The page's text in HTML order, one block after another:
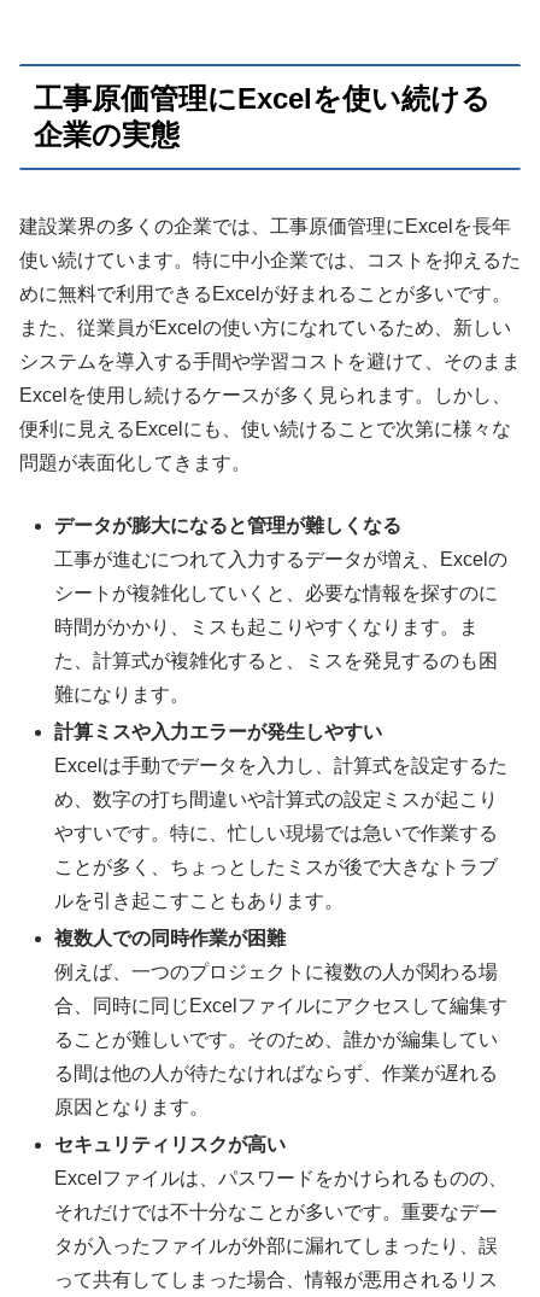
工事原価管理にExcelを使い続ける
企業の実態
建設業界の多くの企業では、工事原価管理にExcelを長年
使い続けています。特に中小企業では、コストを抑えるた
めに無料で利用できるExcelが好まれることが多いです。
また、従業員がExcelの使い方になれているため、新しい
システムを導入する手間や学習コストを避けて、そのまま
Excelを使用し続けるケースが多く見られます。しかし、
便利に見えるExcelにも、使い続けることで次第に様々な
問題が表面化してきます。
データが膨大になると管理が難しくなる
工事が進むにつれて入力するデータが増え、Excelの
シートが複雑化していくと、必要な情報を探すのに
時間がかかり、ミスも起こりやすくなります。ま
た、計算式が複雑化すると、ミスを発見するのも困
難になります。
計算ミスや入力エラーが発生しやすい
Excelは手動でデータを入力し、計算式を設定するた
め、数字の打ち間違いや計算式の設定ミスが起こり
やすいです。特に、忙しい現場では急いで作業する
ことが多く、ちょっとしたミスが後で大きなトラブ
ルを引き起こすこともあります。
複数人での同時作業が困難
例えば、一つのプロジェクトに複数の人が関わる場
合、同時に同じExcelファイルにアクセスして編集す
ることが難しいです。そのため、誰かが編集してい
る間は他の人が待たなければならず、作業が遅れる
原因となります。
セキュリティリスクが高い
Excelファイルは、パスワードをかけられるものの、
それだけでは不十分なことが多いです。重要なデー
タが入ったファイルが外部に漏れてしまったり、誤
って共有してしまった場合、情報が悪用されるリス